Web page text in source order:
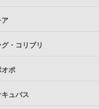
ア
・コリブリ
オポ
ュバス